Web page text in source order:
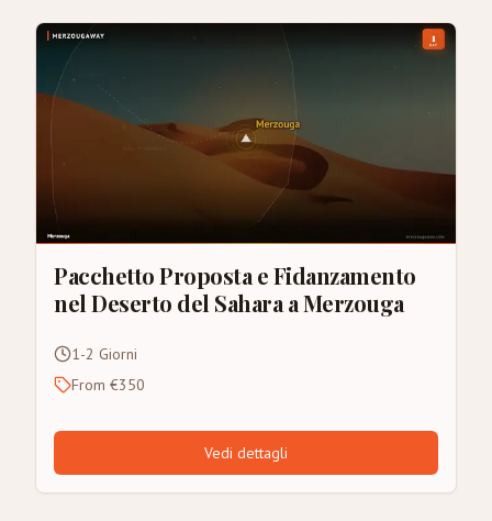
Pacchetto Proposta e Fidanzamento
nel Deserto del Sahara a Merzouga
1-2 Giorni
From €350
Vedi dettagli